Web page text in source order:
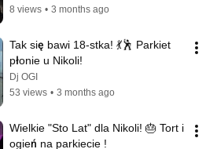
8 views • 3 months ago
Tak się bawi 18-stka! 💃🕺 Parkiet
płonie u Nikoli!
Dj OGI
53 views • 3 months ago
Wielkie "Sto Lat" dla Nikoli! 🎂 Tort i
ogień na parkiecie !